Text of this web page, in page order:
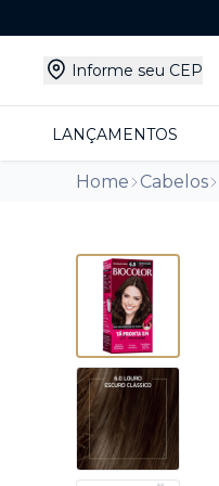
Informe seu CEP
LANÇAMENTOS
Home Cabelos